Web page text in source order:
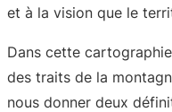
et à la vision que le
Dans cette
des traits de la
nous donner deux